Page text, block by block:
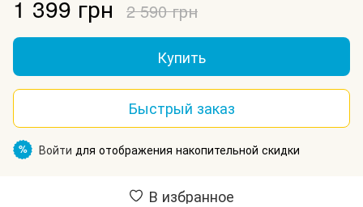
1 399 грн 2 590 грн
Купить
Быстрый заказ
% Войти для отображения накопительной скидки
В избранное